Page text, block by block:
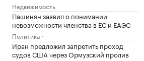
Недвижимость
Пашинян заявил о понимании
невозможности членства в ЕС и ЕАЭС
Политика
Иран предложил запретить проход
судов США через Ормузский пролив